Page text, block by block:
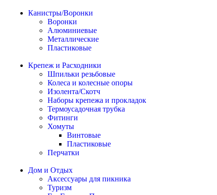
Канистры/Воронки
Воронки
Алюминиевые
Металлические
Пластиковые
Крепеж и Расходники
Шпильки резьбовые
Колеса и колесные опоры
Изолента/Скотч
Наборы крепежа и прокладок
Термоусадочная трубка
Фитинги
Хомуты
Винтовые
Пластиковые
Перчатки
Дом и Отдых
Аксессуары для пикника
Туризм